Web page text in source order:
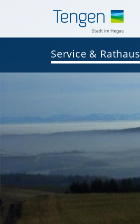
Service & Rathaus